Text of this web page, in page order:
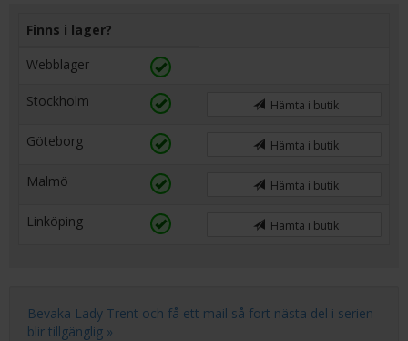
Finns i lager?
Webblager
Stockholm Hämta i butik
Göteborg Hämta i butik
Malmö Hämta i butik
Linköping Hämta i butik
Bevaka Lady Trent och få ett mail så fort nästa del i serien
blir tillgänglig »